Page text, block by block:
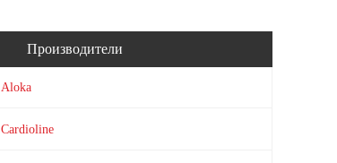
Производители
Aloka
Cardioline